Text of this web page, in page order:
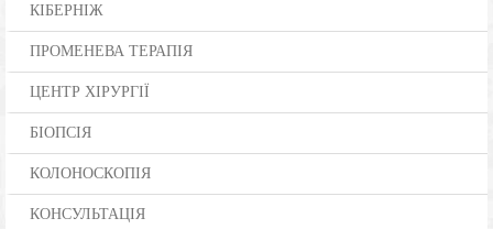
КІБЕРНІЖ
ПРОМЕНЕВА ТЕРАПІЯ
ЦЕНТР ХІРУРГІЇ
БІОПСІЯ
КОЛОНОСКОПІЯ
КОНСУЛЬТАЦІЯ